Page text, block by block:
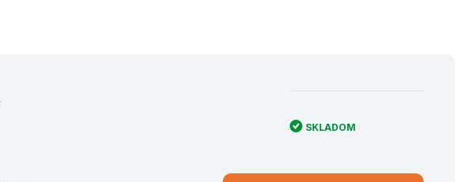
SKLADOM